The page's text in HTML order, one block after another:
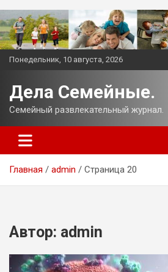
Перейти
к
содержимому
Понедельник, 10 августа, 2026
Дела Семейные.
Семейный развлекательный журнал.
Главная admin Страница 20
Автор: admin